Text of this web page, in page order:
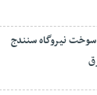
سوخت نیروگاه سنندج